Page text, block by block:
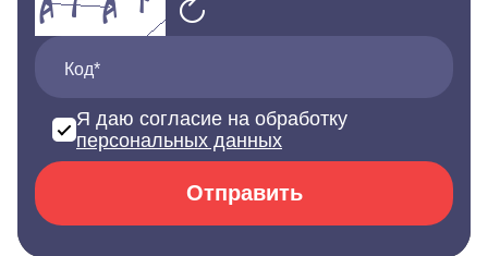
Код*
Я даю согласие на обработку
персональных данных
Отправить